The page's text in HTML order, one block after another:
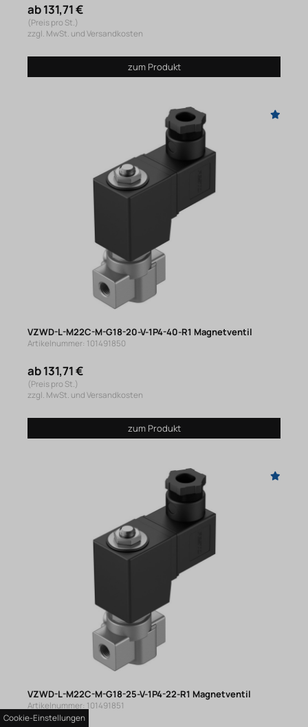
ab 131,71 €
(Preis pro St.)
zzgl. MwSt. und Versandkosten
zum Produkt
VZWD-L-M22C-M-G18-20-V-1P4-40-R1 Magnetventil
Artikelnummer: 101491850
ab 131,71 €
(Preis pro St.)
zzgl. MwSt. und Versandkosten
zum Produkt
VZWD-L-M22C-M-G18-25-V-1P4-22-R1 Magnetventil
Artikelnummer: 101491851
Cookie-Einstellungen